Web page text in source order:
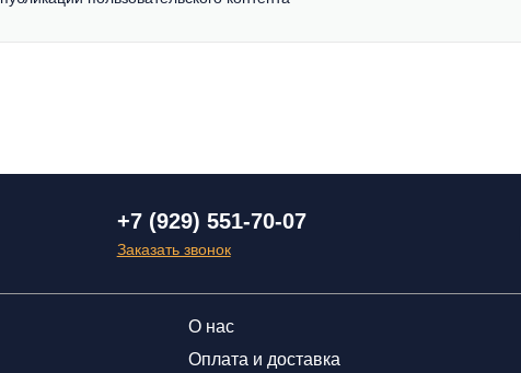
+7 (929) 551-70-07
Заказать звонок
О нас
Оплата и доставка